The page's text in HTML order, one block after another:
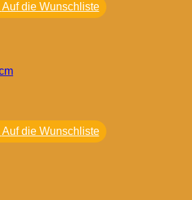
Auf die Wunschliste
Auf die Wunschliste